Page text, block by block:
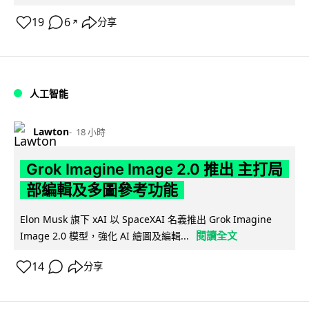
19 6 ↗ 分享
人工智能
Lawton 18 小時
Grok Imagine Image 2.0 推出 主打局
部編輯及多圖參考功能
Elon Musk 旗下 xAI 以 SpaceXAI 名義推出 Grok Imagine
Image 2.0 模型，強化 AI 繪圖及編輯...
閱讀全文
14 分享